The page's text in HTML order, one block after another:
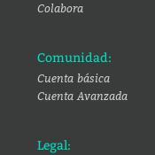
Colabora
Comunidad:
Cuenta básica
Cuenta Avanzada
Legal: